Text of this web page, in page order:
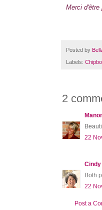
Merci d'être
Posted by
Labels:
2
22
Cindy
Both
22
Post a